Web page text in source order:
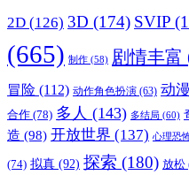
2D (126) 3D (174) SVIP
(665) 制作 (58) 剧情丰富
冒险 (112) 动作角色扮演 (63) 动漫
合作 (78) 多人 (143) 多结局 (60)
造 (98) 开放世界 (137) 心理恐
(74) 拟真 (92) 探索 (180) 放松